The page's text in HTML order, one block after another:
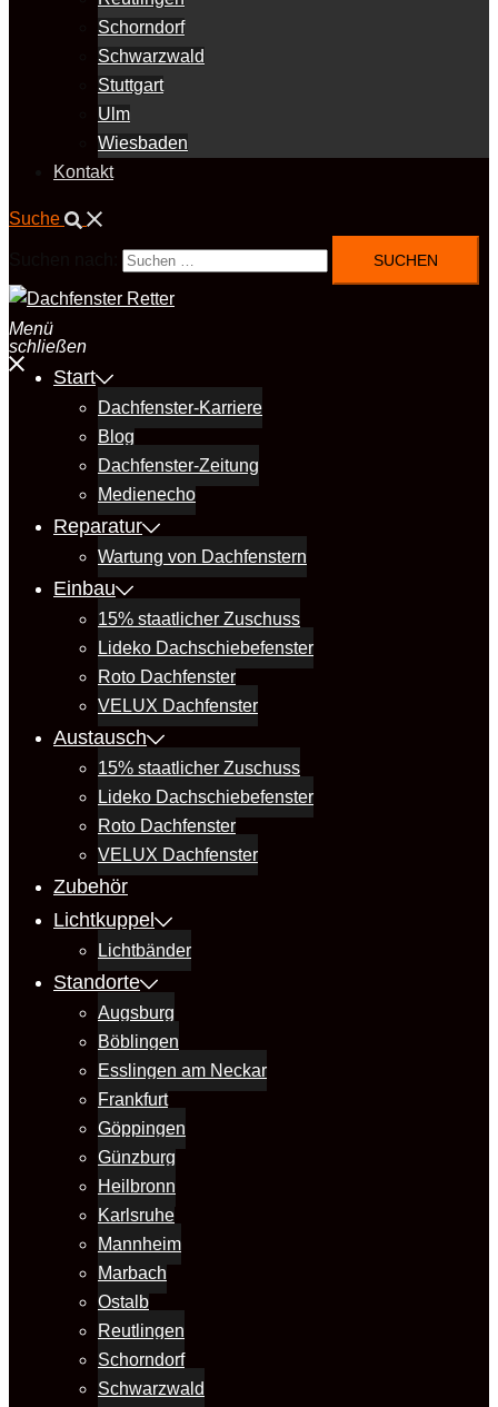
Schorndorf
Schwarzwald
Stuttgart
Ulm
Wiesbaden
Kontakt
Suche
Menü
schließen
Start
Dachfenster-Karriere
Blog
Dachfenster-Zeitung
Medienecho
Reparatur
Wartung von Dachfenstern
Einbau
15% staatlicher Zuschuss
Lideko Dachschiebefenster
Roto Dachfenster
VELUX Dachfenster
Austausch
15% staatlicher Zuschuss
Lideko Dachschiebefenster
Roto Dachfenster
VELUX Dachfenster
Zubehör
Lichtkuppel
Lichtbänder
Standorte
Augsburg
Böblingen
Esslingen am Neckar
Frankfurt
Göppingen
Günzburg
Heilbronn
Karlsruhe
Mannheim
Marbach
Ostalb
Reutlingen
Schorndorf
Schwarzwald